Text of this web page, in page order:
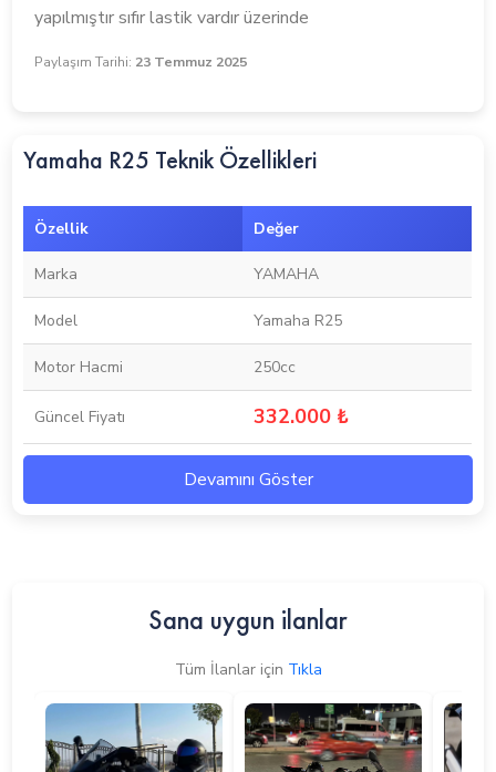
yapılmıştır sıfır lastik vardır üzerinde
Paylaşım Tarihi: 23 Temmuz 2025
Yamaha R25 Teknik Özellikleri
Özellik Değer
Marka YAMAHA
Model Yamaha R25
Motor Hacmi 250cc
Güncel Fiyatı 332.000 ₺
Devamını Göster
Sana uygun ilanlar
Tüm İlanlar için Tıkla